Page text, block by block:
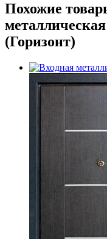
Похожие
(Горизонт)